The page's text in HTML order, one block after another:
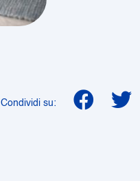
Condividi su: